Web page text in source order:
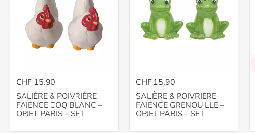
CHF 15.90
SALIÈRE & POIVRIÈRE
FAÏENCE COQ BLANC –
OPJET PARIS – SET
CHF 15.90
SALIÈRE & POIVRIÈRE
FAÏENCE GRENOUILLE –
OPJET PARIS – SET